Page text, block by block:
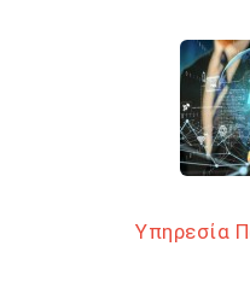
Υπηρεσία